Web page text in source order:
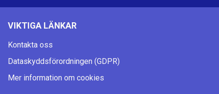
VIKTIGA LÄNKAR
Kontakta oss
Dataskyddsförordningen (GDPR)
Mer information om cookies